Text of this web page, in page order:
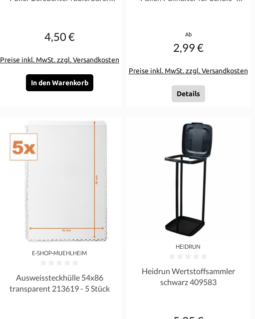
Regulärer Preis:
4,50 €
Preise inkl. MwSt. zzgl. Versandkosten
In den Warenkorb
Farbauswahl
Regulärer Preis:
Ab
2,99 €
Preise inkl. MwSt. zzgl. Versandkosten
Details
E-SHOP-MUEHLHEIM
Durchschnittliche Bewertung von 0 von 5 Sternen
Ausweissteckhülle 54x86
transparent 213619 - 5 Stück
HEIDRUN
Heidrun Wertstoffsammler
schwarz 409583
Regulärer Preis: